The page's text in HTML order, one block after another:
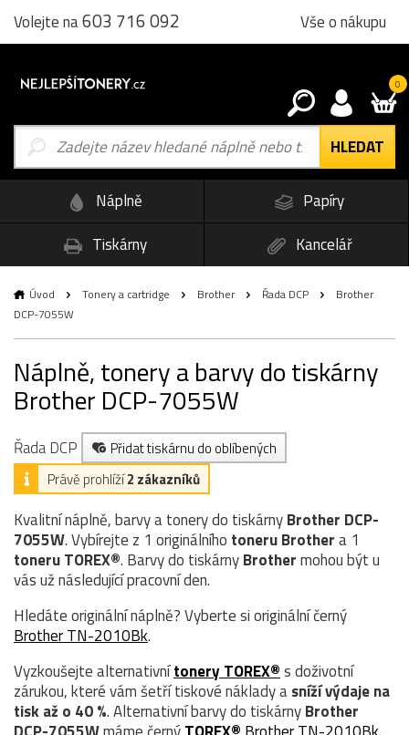
Volejte na603 716 092 Vše o nákupu
0
Náplně
Papíry
Tiskárny
Kancelář
Úvod Tonery a cartridge Brother Řada DCP
Brother
DCP-7055W
Náplně, tonery a barvy do tiskárny
Brother DCP-7055W
Řada DCP
Přidat tiskárnu do oblíbených
Právě prohlíží2 zákazníků
Kvalitní náplně, barvy a tonery do tiskárnyBrother DCP-
7055W. Vybírejte z 1 originálního toneruBrothera 1
toneru TOREX®. Barvy do tiskárnyBrothermohou být u
vás už následující pracovní den.
Hledáte originální náplně? Vyberte si originální černý
Brother TN-2010Bk.
Vyzkoušejte alternativnítonery TOREX®s doživotní
zárukou, které vám šetří tiskové náklady asníží výdaje na
tisk až o 40 %. Alternativní barvy do tiskárnyBrother